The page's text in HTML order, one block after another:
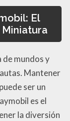
El
de mundos y
Mantener
ser un
es el
la diversión